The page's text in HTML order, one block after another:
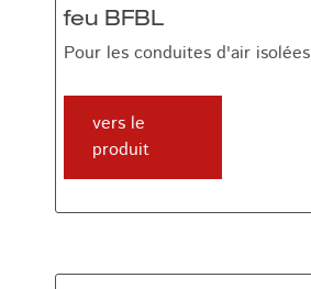
feu BFBL
Pour les conduites d'air isolées
vers le
produit